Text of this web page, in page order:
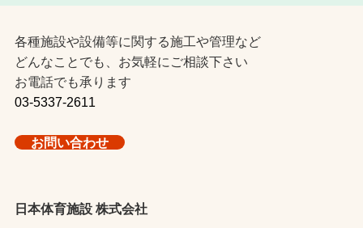
各種施設や設備等に関する施工や管理など
どんなことでも、お気軽にご相談下さい
お電話でも承ります
03-5337-2611
お問い合わせ
日本体育施設 株式会社